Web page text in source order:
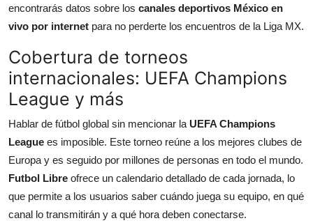
encontrarás datos sobre los canales deportivos México en
vivo por internet para no perderte los encuentros de la Liga MX.
Cobertura de torneos
internacionales: UEFA Champions
League y más
Hablar de fútbol global sin mencionar la UEFA Champions
League es imposible. Este torneo reúne a los mejores clubes de
Europa y es seguido por millones de personas en todo el mundo.
Futbol Libre ofrece un calendario detallado de cada jornada, lo
que permite a los usuarios saber cuándo juega su equipo, en qué
canal lo transmitirán y a qué hora deben conectarse.